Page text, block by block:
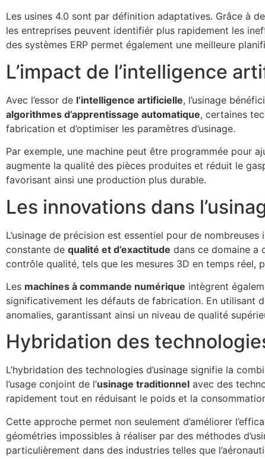
Les usines 4.0 sont par définition adaptatives. Grâce à
les entreprises peuvent identifiér plus rapidement les
des systèmes ERP permet également une meilleure
L’impact de l’intelligence
Avec l’essor de l’intelligence artificielle, l’usinage
algorithmes d’apprentissage automatique, certaines
fabrication et d’optimiser les paramètres d’usinage.
Par exemple, une machine peut être programmée pour
augmente la qualité des pièces produites et réduit le
favorisant ainsi une production plus durable.
Les innovations dans
L’usinage de précision est essentiel pour de
constante de qualité et d’exactitude dans ce domaine a
contrôle qualité, tels que les mesures 3D en temps réel,
Les machines à commande numérique intègrent
significativement les défauts de fabrication. En utilisant
anomalies, garantissant ainsi un niveau de qualité
Hybridation des
L’hybridation des technologies d’usinage signifie la
l’usage conjoint de l’usinage traditionnel avec des
rapidement tout en réduisant le poids et la
Cette approche permet non seulement d’améliorer
géométries impossibles à réaliser par des méthodes
particulièrement dans des industries telles que